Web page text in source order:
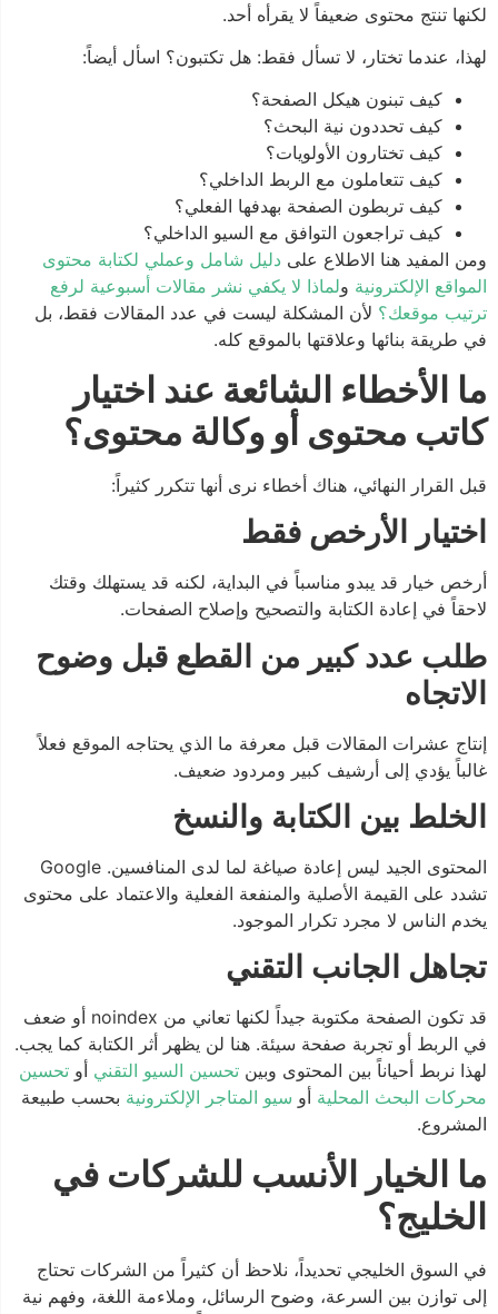
لكنها تنتج محتوى ضعيفاً لا يقرأه أحد.
لهذا، عندما تختار، لا تسأل فقط: هل تكتبون؟ اسأل أيضاً:
كيف تبنون هيكل الصفحة؟
كيف تحددون نية البحث؟
كيف تختارون الأولويات؟
كيف تتعاملون مع الربط الداخلي؟
كيف تربطون الصفحة بهدفها الفعلي؟
كيف تراجعون التوافق مع السيو الداخلي؟
ومن المفيد هنا الاطلاع على
دليل شامل وعملي لكتابة محتوى
المواقع الإلكترونيةولماذا لا يكفي نشر مقالات أسبوعية لرفع
ترتيب موقعك؟لأن المشكلة ليست في عدد المقالات فقط، بل
في طريقة بنائها وعلاقتها بالموقع كله.
ما الأخطاء الشائعة عند اختيار
كاتب محتوى أو وكالة محتوى؟
قبل القرار النهائي، هناك أخطاء نرى أنها تتكرر كثيراً:
اختيار الأرخص فقط
أرخص خيار قد يبدو مناسباً في البداية، لكنه قد يستهلك وقتك
لاحقاً في إعادة الكتابة والتصحيح وإصلاح الصفحات.
طلب عدد كبير من القطع قبل وضوح
الاتجاه
إنتاج عشرات المقالات قبل معرفة ما الذي يحتاجه الموقع فعلاً
غالباً يؤدي إلى أرشيف كبير ومردود ضعيف.
الخلط بين الكتابة والنسخ
المحتوى الجيد ليس إعادة صياغة لما لدى المنافسين. Google
تشدد على القيمة الأصلية والمنفعة الفعلية والاعتماد على محتوى
يخدم الناس لا مجرد تكرار الموجود.
تجاهل الجانب التقني
قد تكون الصفحة مكتوبة جيداً لكنها تعاني من noindex أو ضعف
في الربط أو تجربة صفحة سيئة. هنا لن يظهر أثر الكتابة كما يجب.
لهذا نربط أحياناً بين المحتوى وبين تحسين السيو التقني أو تحسين
محركات البحث المحليةأو سيو المتاجر الإلكترونيةبحسب طبيعة
المشروع.
ما الخيار الأنسب للشركات في
الخليج؟
في السوق الخليجي تحديداً، نلاحظ أن كثيراً من الشركات تحتاج
إلى توازن بين السرعة، وضوح الرسائل، وملاءمة اللغة، وفهم نية